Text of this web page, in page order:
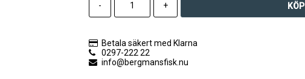
- + KÖP
Betala säkert med Klarna
0297-222 22
info@bergmansfisk.nu